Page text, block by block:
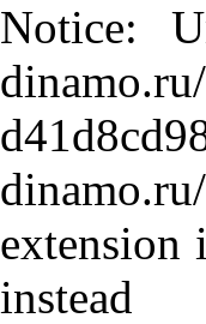
Notice:
extension